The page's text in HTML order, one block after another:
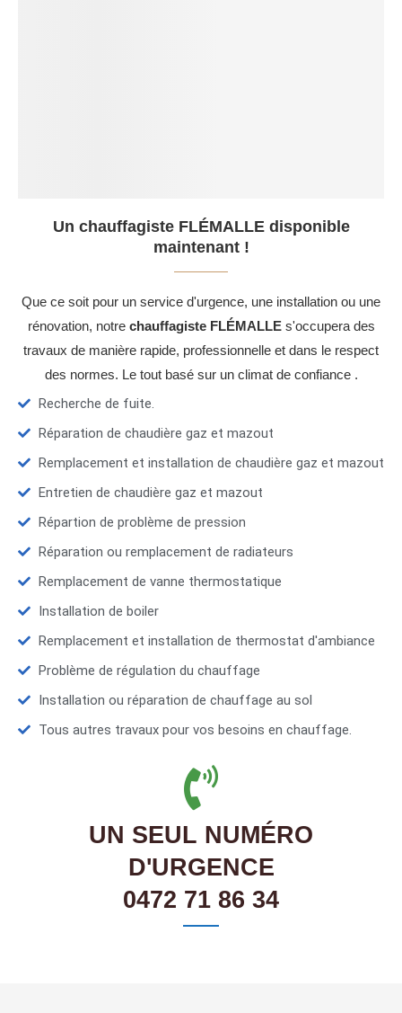
Un chauffagiste FLÉMALLE disponible
maintenant !
Que ce soit pour un service d'urgence, une installation ou une
rénovation, notre chauffagiste FLÉMALLEs'occupera des
travaux de manière rapide, professionnelle et dans le respect
des normes. Le tout basé sur un climat de confiance .
Recherche de fuite.
Réparation de chaudière gaz et mazout
Remplacement et installation de chaudière gaz et mazout
Entretien de chaudière gaz et mazout
Répartion de problème de pression
Réparation ou remplacement de radiateurs
Remplacement de vanne thermostatique
Installation de boiler
Remplacement et installation de thermostat d'ambiance
Problème de régulation du chauffage
Installation ou réparation de chauffage au sol
Tous autres travaux pour vos besoins en chauffage.
UN SEUL NUMÉRO
D'URGENCE
0472 71 86 34